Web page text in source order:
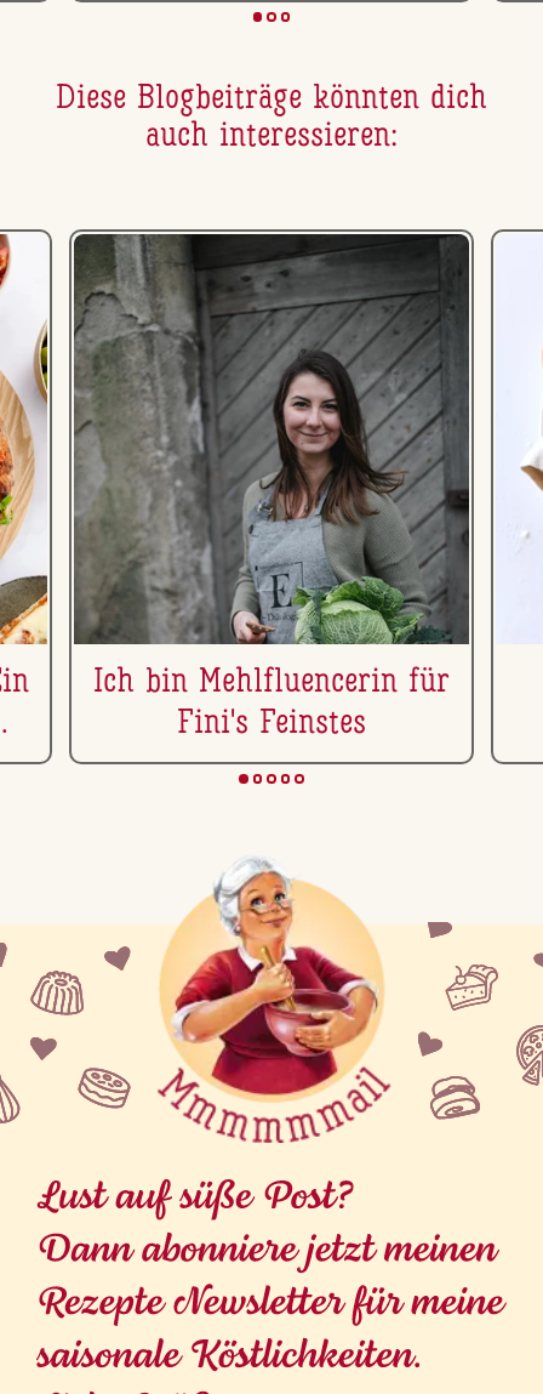
Diese Blog­bei­trä­ge könnten dich
auch in­ter­es­sie­ren:
Ich bin Mehl­flu­en­ce­rin für
Fini's Feinstes